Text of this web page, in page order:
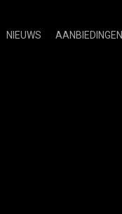
NIEUWS AANBIEDINGEN